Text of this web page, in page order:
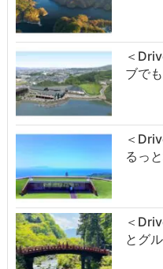
＜
ブで
＜
るっ
＜
とグ